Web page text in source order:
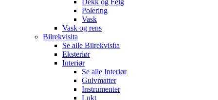
Polering
Vask
Vask og rens
Bilrekvisita
Se alle Bilrekvisita
Eksteriør
Interiør
Se alle Interiør
Gulvmatter
Instrumenter
Lukt